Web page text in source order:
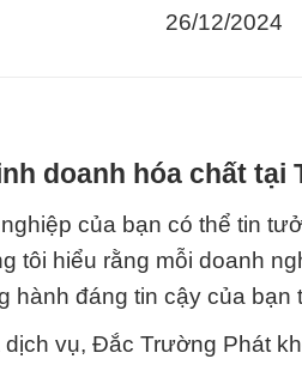
26/12/2024
doanh hóa chất tại
của bạn có thể tin
tôi hiểu rằng mỗi doanh
hành đáng tin cậy của
vụ, Đắc Trường Phát